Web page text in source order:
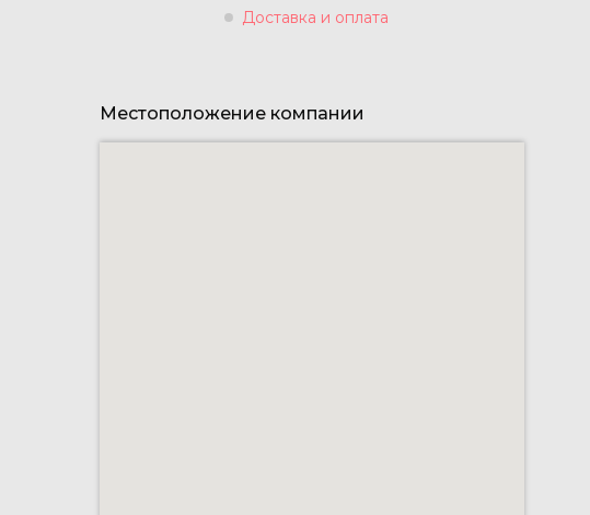
Доставка и оплата
Местоположение компании